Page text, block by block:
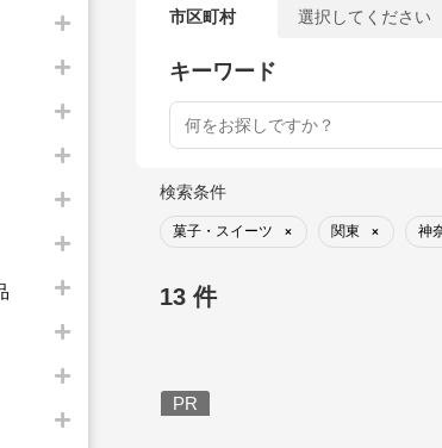
市区町村
キーワード
検索条件
菓子・スイーツ × 関東 × 神
13 件